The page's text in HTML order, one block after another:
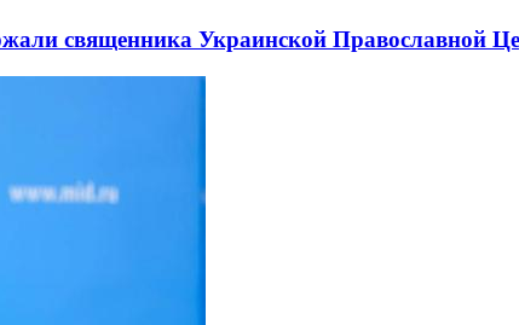
священника Украинской Православной